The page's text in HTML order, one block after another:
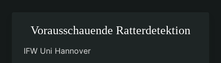
Vorausschauende Ratterdetektion
IFW Uni Hannover